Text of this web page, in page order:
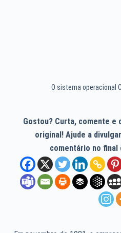
O sistema operacional
Gostou? Curta, comente e
original! Ajude a
comentário no final